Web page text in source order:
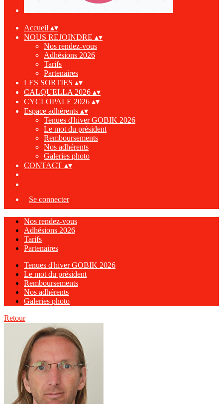
Accueil ▴▾
NOUS REJOINDRE ▴▾
Nos rendez-vous
Adhésions 2026
Tarifs
Partenaires
LES SORTIES ▴▾
CALQUELLA 2026 ▴▾
CYCLOPALE 2026 ▴▾
Espace adhérents ▴▾
Tenues d'hiver GOBIK 2026
Le mot du président
Remboursements
Nos adhérents
Galeries photo
CONTACT ▴▾
Se connecter
Nos rendez-vous
Adhésions 2026
Tarifs
Partenaires
Tenues d'hiver GOBIK 2026
Le mot du président
Remboursements
Nos adhérents
Galeries photo
Retour